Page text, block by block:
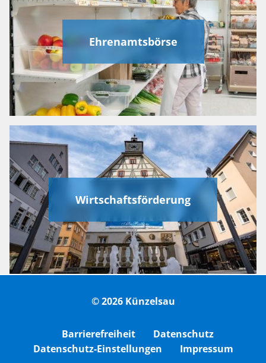
Ehrenamtsbörse
Wirtschaftsförderung
© 2026 Künzelsau
Barrierefreiheit
Datenschutz
Datenschutz-Einstellungen
Impressum